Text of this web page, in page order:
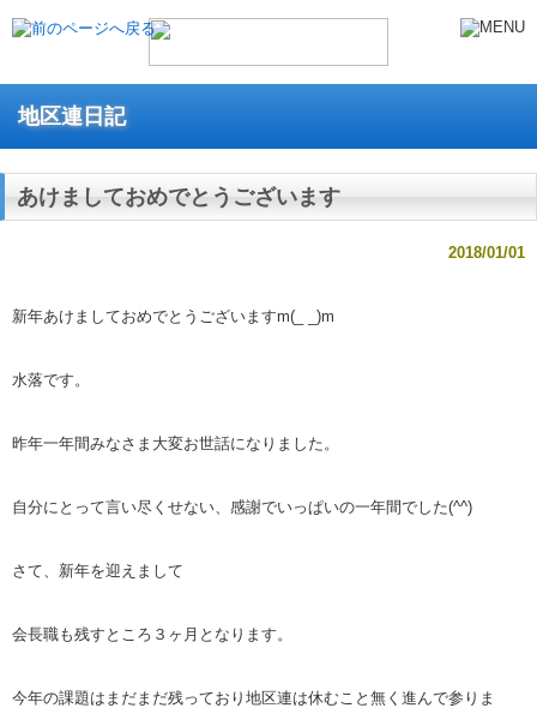
地区連日記
あけましておめでとうございます
2018/01/01
新年あけましておめでとうございますm(_ _)m
水落です。
昨年一年間みなさま大変お世話になりました。
自分にとって言い尽くせない、感謝でいっぱいの一年間でした(^^)
さて、新年を迎えまして
会長職も残すところ３ヶ月となります。
今年の課題はまだまだ残っており地区連は休むこと無く進んで参りま